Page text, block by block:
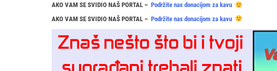
AKO VAM SE SVIDIO NAŠ PORTAL – Podržite nas donacijom za kavu
AKO VAM SE SVIDIO NAŠ PORTAL – Podržite nas donacijom za kavu